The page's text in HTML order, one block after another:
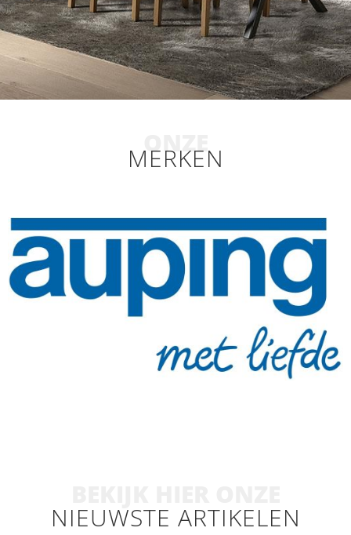
ONZE
MERKEN
NIEUWSTE ARTIKELEN